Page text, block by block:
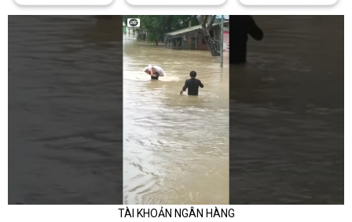
TÀI KHOẢN NGÂN HÀNG